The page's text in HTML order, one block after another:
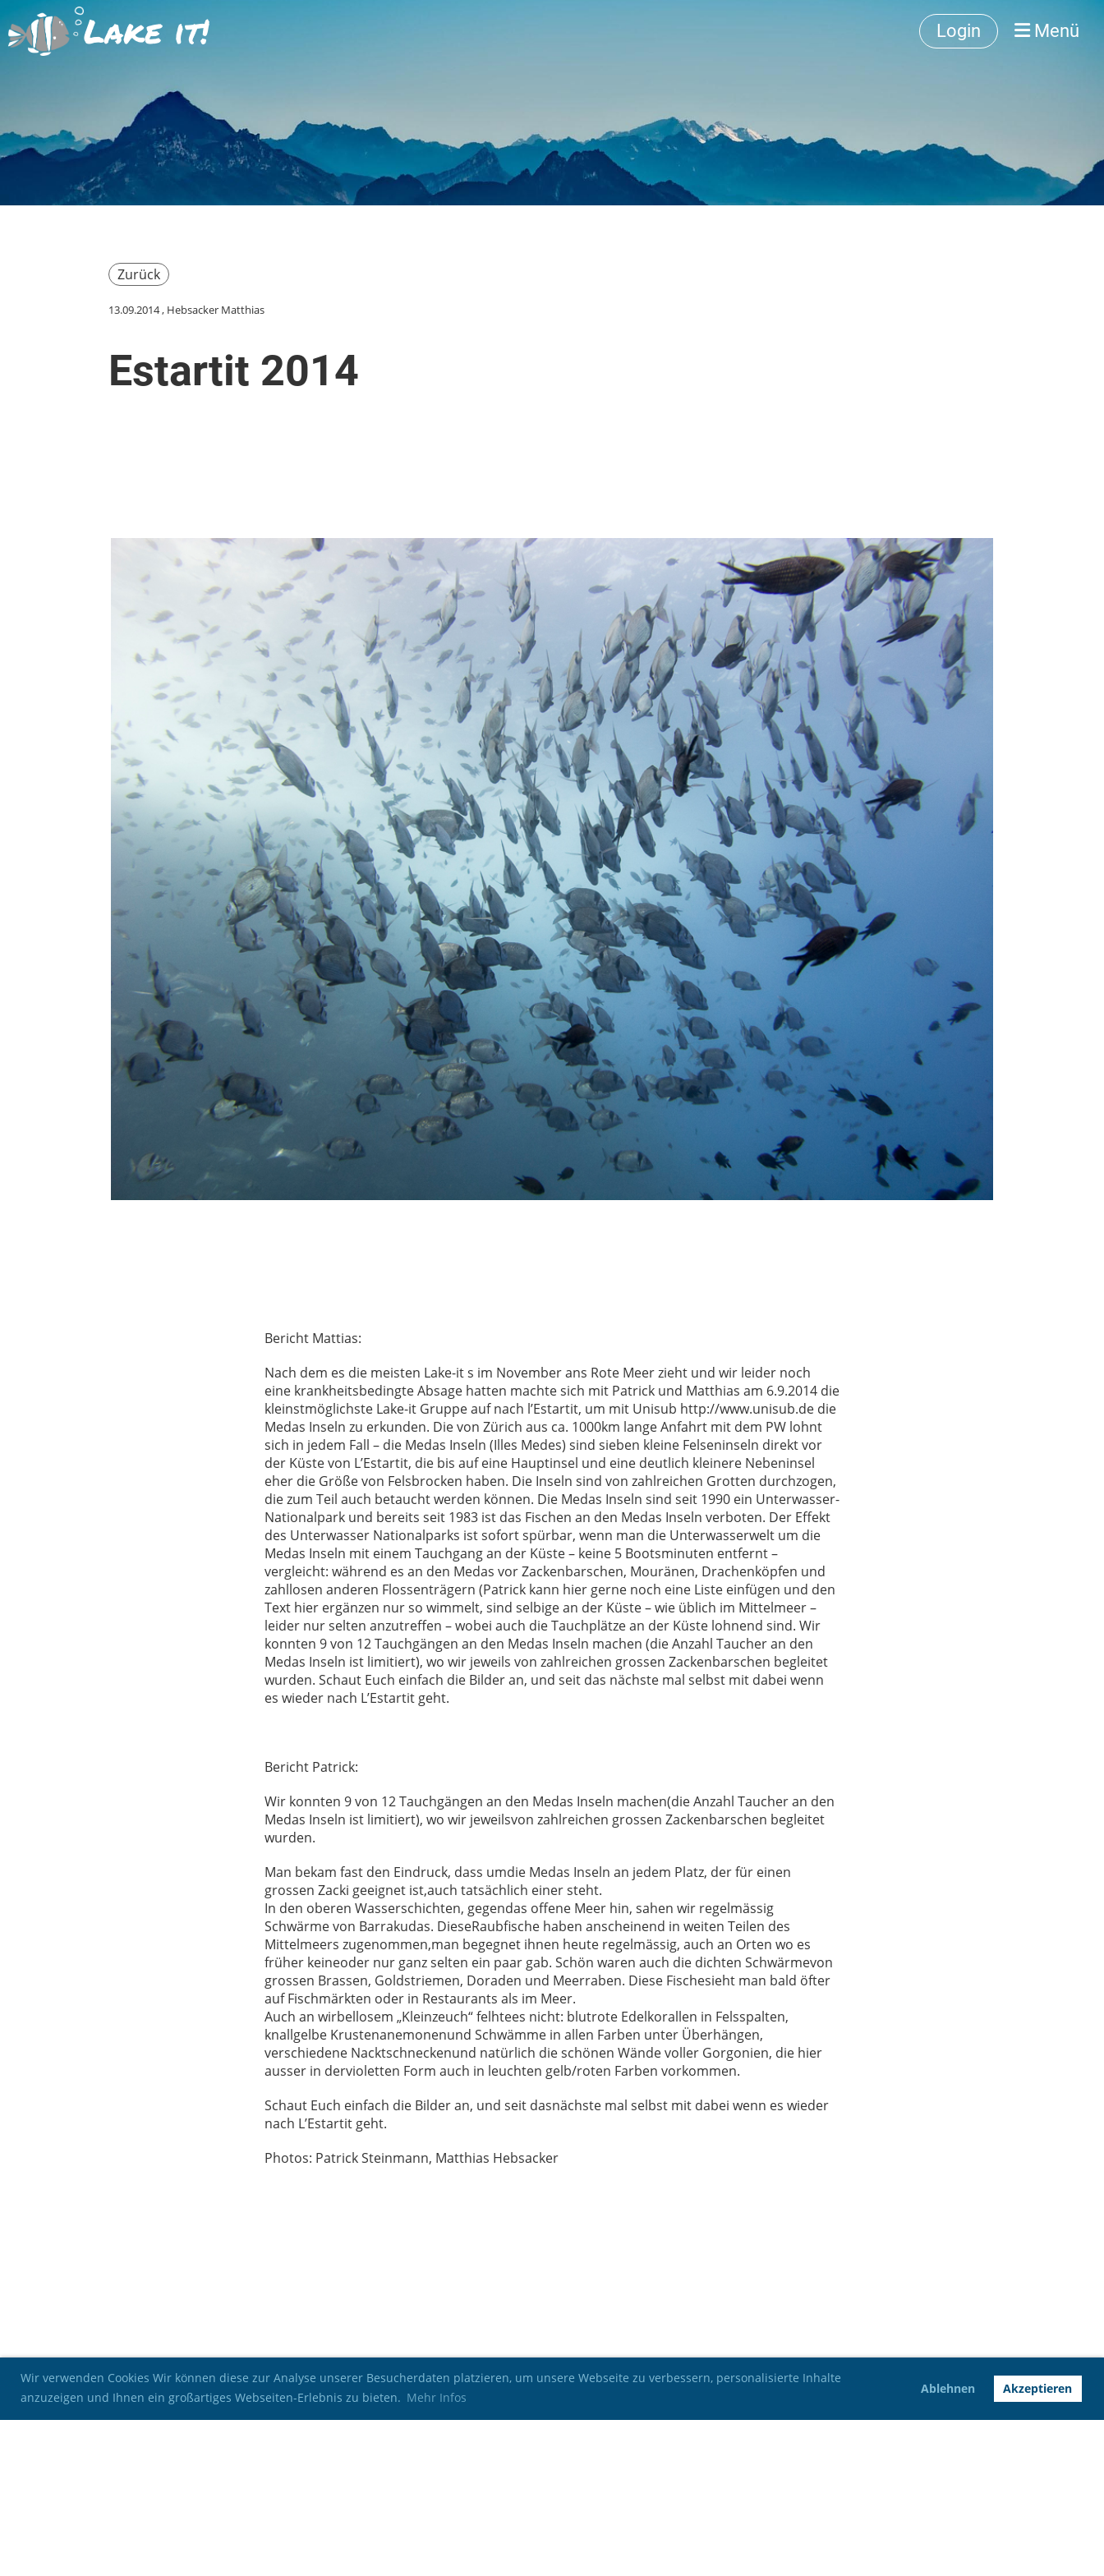
Wir verwenden Cookies Wir können diese zur Analyse unserer Besucherdaten platzieren, um unsere Webseite zu verbessern, personalisierte Inhalte
anzuzeigen und Ihnen ein großartiges Webseiten-Erlebnis zu bieten. Mehr Infos
Ablehnen Akzeptieren
Lake it! Login Menü
Zurück
13.09.2014, Hebsacker Matthias
Estartit 2014
Bericht Mattias:
Nach dem es die meisten Lake-it s im November ans Rote Meer zieht und wir leider noch
eine krankheitsbedingte Absage hatten machte sich mit Patrick und Matthias am 6.9.2014 die
kleinstmöglichste Lake-it Gruppe auf nach l’Estartit, um mit Unisub http://www.unisub.de die
Medas Inseln zu erkunden. Die von Zürich aus ca. 1000km lange Anfahrt mit dem PW lohnt
sich in jedem Fall – die Medas Inseln (Illes Medes) sind sieben kleine Felseninseln direkt vor
der Küste von L’Estartit, die bis auf eine Hauptinsel und eine deutlich kleinere Nebeninsel
eher die Größe von Felsbrocken haben. Die Inseln sind von zahlreichen Grotten durchzogen,
die zum Teil auch betaucht werden können. Die Medas Inseln sind seit 1990 ein Unterwasser-
Nationalpark und bereits seit 1983 ist das Fischen an den Medas Inseln verboten. Der Effekt
des Unterwasser Nationalparks ist sofort spürbar, wenn man die Unterwasserwelt um die
Medas Inseln mit einem Tauchgang an der Küste – keine 5 Bootsminuten entfernt –
vergleicht: während es an den Medas vor Zackenbarschen, Mouränen, Drachenköpfen und
zahllosen anderen Flossenträgern (Patrick kann hier gerne noch eine Liste einfügen und den
Text hier ergänzen nur so wimmelt, sind selbige an der Küste – wie üblich im Mittelmeer –
leider nur selten anzutreffen – wobei auch die Tauchplätze an der Küste lohnend sind. Wir
konnten 9 von 12 Tauchgängen an den Medas Inseln machen (die Anzahl Taucher an den
Medas Inseln ist limitiert), wo wir jeweils von zahlreichen grossen Zackenbarschen begleitet
wurden. Schaut Euch einfach die Bilder an, und seit das nächste mal selbst mit dabei wenn
es wieder nach L’Estartit geht.
Bericht Patrick:
Wir konnten 9 von 12 Tauchgängen an den Medas Inseln machen(die Anzahl Taucher an den
Medas Inseln ist limitiert), wo wir jeweilsvon zahlreichen grossen Zackenbarschen begleitet
wurden.
Man bekam fast den Eindruck, dass umdie Medas Inseln an jedem Platz, der für einen
grossen Zacki geeignet ist,auch tatsächlich einer steht.
In den oberen Wasserschichten, gegendas offene Meer hin, sahen wir regelmässig
Schwärme von Barrakudas. DieseRaubfische haben anscheinend in weiten Teilen des
Mittelmeers zugenommen,man begegnet ihnen heute regelmässig, auch an Orten wo es
früher keineoder nur ganz selten ein paar gab. Schön waren auch die dichten Schwärmevon
grossen Brassen, Goldstriemen, Doraden und Meerraben. Diese Fischesieht man bald öfter
auf Fischmärkten oder in Restaurants als im Meer.
Auch an wirbellosem „Kleinzeuch“ felhtees nicht: blutrote Edelkorallen in Felsspalten,
knallgelbe Krustenanemonenund Schwämme in allen Farben unter Überhängen,
verschiedene Nacktschneckenund natürlich die schönen Wände voller Gorgonien, die hier
ausser in dervioletten Form auch in leuchten gelb/roten Farben vorkommen.
Schaut Euch einfach die Bilder an, und seit dasnächste mal selbst mit dabei wenn es wieder
nach L’Estartit geht.
Photos: Patrick Steinmann, Matthias Hebsacker